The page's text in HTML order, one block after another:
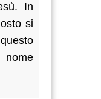
In
si
nome